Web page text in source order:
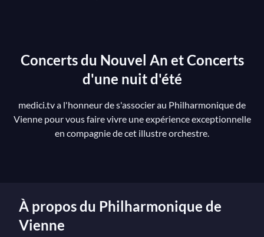
Concerts du Nouvel An et Concerts
d'une nuit d'été
medici.tv a l'honneur de s'associer au Philharmonique de
Vienne pour vous faire vivre une expérience exceptionnelle
en compagnie de cet illustre orchestre.
À propos du Philharmonique de
Vienne